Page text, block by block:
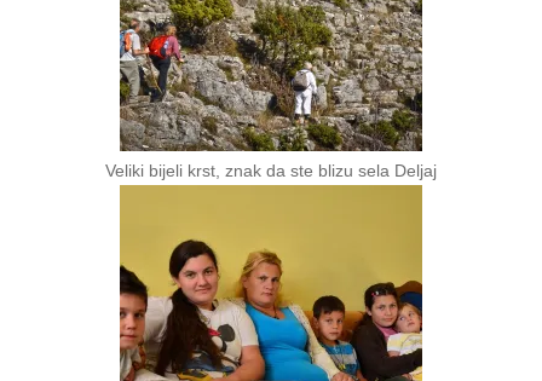
Veliki bijeli krst, znak da ste blizu sela Deljaj